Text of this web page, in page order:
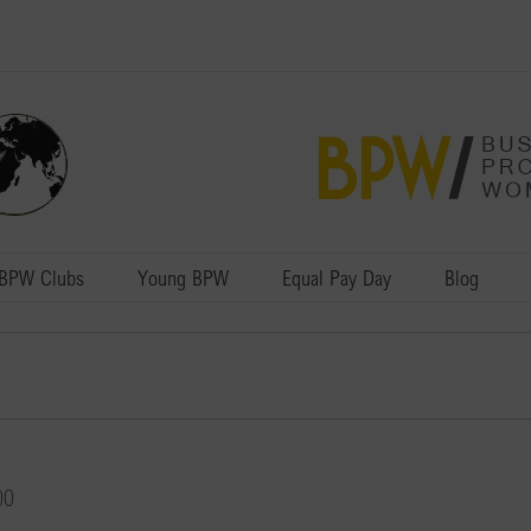
BPW Clubs Young BPW Equal Pay Day Blog